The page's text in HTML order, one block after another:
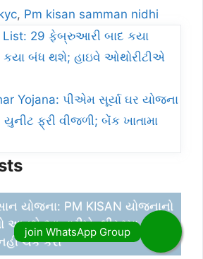
, Pm kisan samman nidhi
List: 29 ફેબ્રુઆરી બાદ કયા
કયા બંધ થશે; હાઇવે ઓથોરીટીએ
Yojana: પીએમ સૂર્યા ઘર યોજના
ફ્રી વીજળી; બેંંક ખાતામા
યોજના: PM KISAN યોજનાનો
આવશે આ તારીખે, લીસ્ટમા તમારુ
ચેક કરો